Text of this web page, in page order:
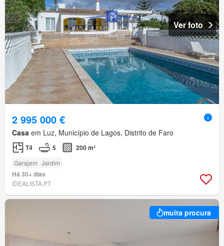
Ver foto
2 995 000 €
Casa em Luz, Município de Lagos, Distrito de Faro
T4 5 200 m²
Garajem Jardim
Há 30+ dias
IDEALISTA.PT
muita procura